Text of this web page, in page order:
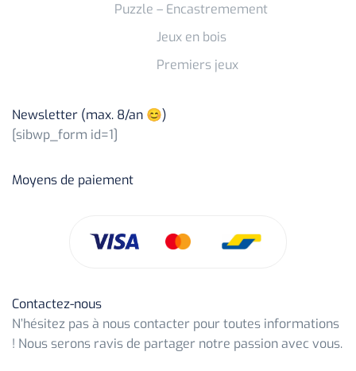
Puzzle – Encastremement
Jeux en bois
Premiers jeux
Newsletter (max. 8/an 😊)
[sibwp_form id=1]
Moyens de paiement
Contactez-nous
N’hésitez pas à nous contacter pour toutes informations
! Nous serons ravis de partager notre passion avec vous.